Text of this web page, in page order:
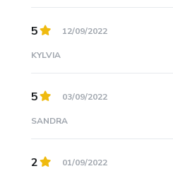
Após o término de cada
quando iniciar sua carreira,
5 12/09/2022
KYLVIA
5 03/09/2022
SANDRA
2 01/09/2022